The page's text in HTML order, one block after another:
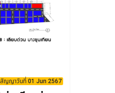
ญญาวันที่ 01 Jun 2567